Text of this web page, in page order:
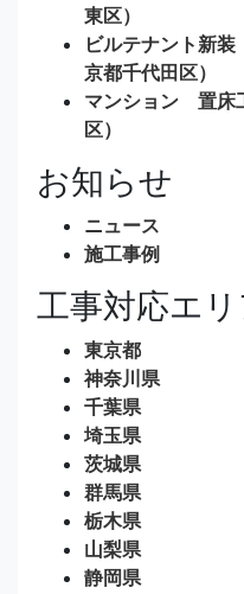
東区）
ビルテナント新
京都千代田区）
マンション 置床
区）
お知らせ
ニュース
施工事例
工事対応エリ
東京都
神奈川県
千葉県
埼玉県
茨城県
群馬県
栃木県
山梨県
静岡県